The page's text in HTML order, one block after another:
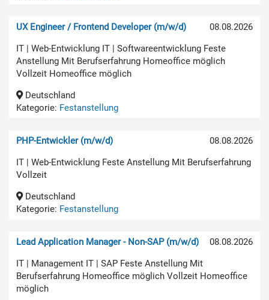
08.08.2026
UX Engineer / Frontend Developer (m/w/d)
IT | Web-Entwicklung IT | Softwareentwicklung Feste
Anstellung Mit Berufserfahrung Homeoffice möglich
Vollzeit Homeoffice möglich
Deutschland
Kategorie: Festanstellung
08.08.2026
PHP-Entwickler (m/w/d)
IT | Web-Entwicklung Feste Anstellung Mit Berufserfahrung
Vollzeit
Deutschland
Kategorie: Festanstellung
08.08.2026
Lead Application Manager - Non-SAP (m/w/d)
IT | Management IT | SAP Feste Anstellung Mit
Berufserfahrung Homeoffice möglich Vollzeit Homeoffice
möglich